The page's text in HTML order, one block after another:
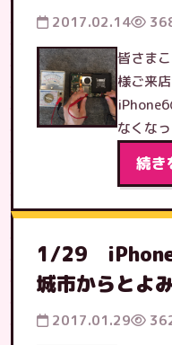
2017.02.14
皆さま
様ご来
なくな
続き
1/29
城市からとよ
2017.01.29